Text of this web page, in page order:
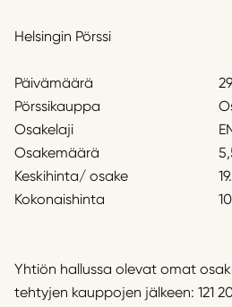
Helsingin Pörssi
Päivämäärä
Pörssikauppa
Osakelaji
Osakemäärä
Keskihinta/ osake
Kokonaishinta
Yhtiön hallussa olevat omat
tehtyjen kauppojen jälkeen: 121